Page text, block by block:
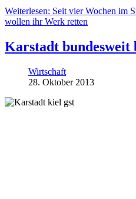
Weiterlesen: Seit vier Wochen im
wollen ihr Werk retten
Karstadt bundesweit
Wirtschaft
28. Oktober 2013